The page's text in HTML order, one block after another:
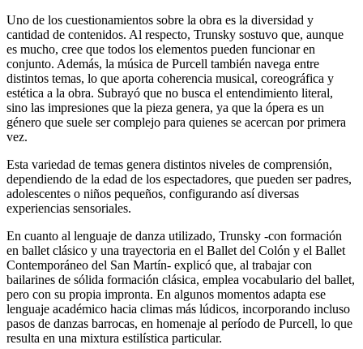
Uno de los cuestionamientos sobre la obra es la diversidad y
cantidad de contenidos. Al respecto, Trunsky sostuvo que, aunque
es mucho, cree que todos los elementos pueden funcionar en
conjunto. Además, la música de Purcell también navega entre
distintos temas, lo que aporta coherencia musical, coreográfica y
estética a la obra. Subrayó que no busca el entendimiento literal,
sino las impresiones que la pieza genera, ya que la ópera es un
género que suele ser complejo para quienes se acercan por primera
vez.
Esta variedad de temas genera distintos niveles de comprensión,
dependiendo de la edad de los espectadores, que pueden ser padres,
adolescentes o niños pequeños, configurando así diversas
experiencias sensoriales.
En cuanto al lenguaje de danza utilizado, Trunsky -con formación
en ballet clásico y una trayectoria en el Ballet del Colón y el Ballet
Contemporáneo del San Martín- explicó que, al trabajar con
bailarines de sólida formación clásica, emplea vocabulario del ballet,
pero con su propia impronta. En algunos momentos adapta ese
lenguaje académico hacia climas más lúdicos, incorporando incluso
pasos de danzas barrocas, en homenaje al período de Purcell, lo que
resulta en una mixtura estilística particular.